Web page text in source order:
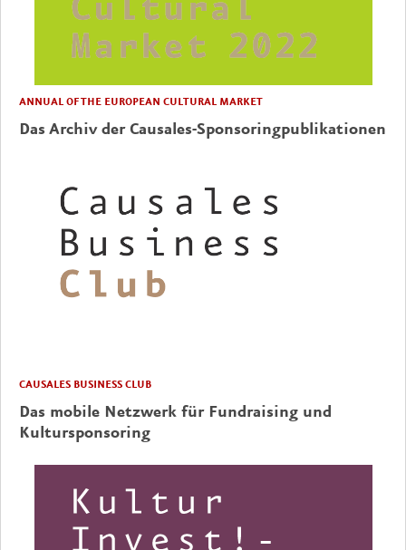
ANNUAL OF THE EUROPEAN CULTURAL MARKET
Das Archiv der Causales-Sponsoringpublikationen
CAUSALES BUSINESS CLUB
Das mobile Netzwerk für Fundraising und
Kultursponsoring